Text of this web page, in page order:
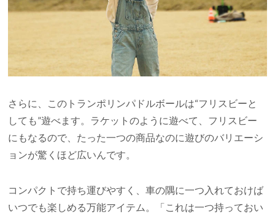
さらに、このトランポリンパドルボールは“フリスビーと
しても”遊べます。ラケットのように遊べて、フリスビー
にもなるので、たった一つの商品なのに遊びのバリエーシ
ョンが驚くほど広いんです。
コンパクトで持ち運びやすく、車の隅に一つ入れておけば
いつでも楽しめる万能アイテム。「これは一つ持っておい